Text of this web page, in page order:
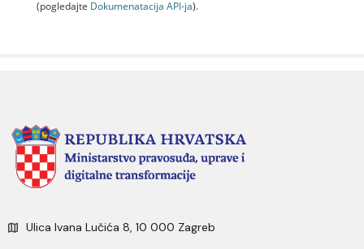
(pogledajte Dokumenаtаcijа API-jа).